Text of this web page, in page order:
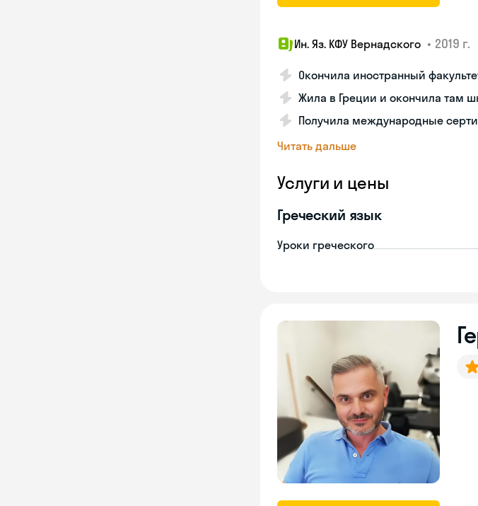
Ин. Яз. КФУ Вернадского • 2019 г.
Окончила иностранный
Жила в Греции и окончила там
Получила международные
Читать дальше
Услуги и цены
Греческий язык
Уроки греческого